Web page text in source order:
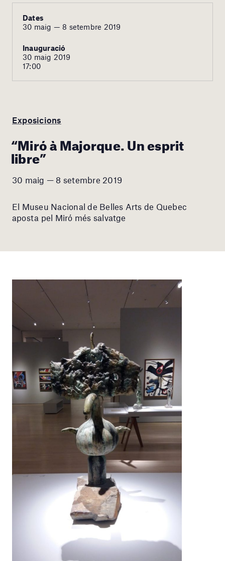
Dates
30 maig — 8 setembre 2019
Inauguració
30 maig 2019
17:00
Exposicions
“Miró à Majorque. Un esprit
libre”
30 maig — 8 setembre 2019
El Museu Nacional de Belles Arts de Quebec
aposta pel Miró més salvatge